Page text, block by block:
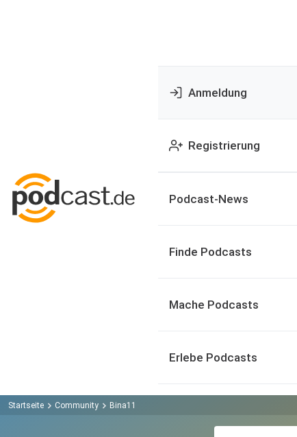
Anmeldung
Registrierung
Podcast-News
Finde Podcasts
Mache Podcasts
Erlebe Podcasts
Startseite Community Bina11